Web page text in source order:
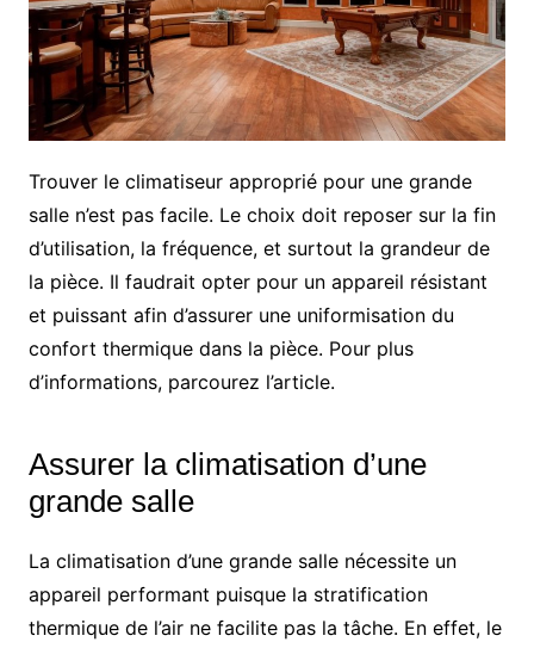
Trouver le climatiseur approprié pour une grande
salle n’est pas facile. Le choix doit reposer sur la fin
d’utilisation, la fréquence, et surtout la grandeur de
la pièce. Il faudrait opter pour un appareil résistant
et puissant afin d’assurer une uniformisation du
confort thermique dans la pièce. Pour plus
d’informations, parcourez l’article.
Assurer la climatisation d’une
grande salle
La climatisation d’une grande salle nécessite un
appareil performant puisque la stratification
thermique de l’air ne facilite pas la tâche. En effet, le